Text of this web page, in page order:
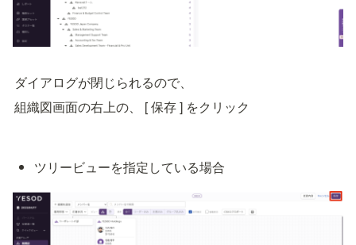
ダイアログが閉じられるので、
組織図画面の右上の、 [ 保存 ] をクリック
ツリービューを指定している場合